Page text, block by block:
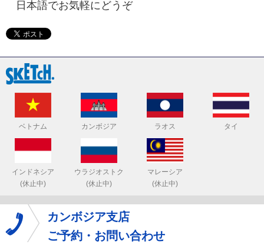
日本語でお気軽にどうぞ
ベトナム カンボジア ラオス タイ
インドネシア
(休止中)
ウラジオストク
(休止中)
マレーシア
(休止中)
カンボジア支店
ご予約・お問い合わせ